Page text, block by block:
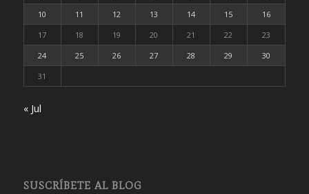
10
11 12 13 14 15
16
17
18 19 20 21 22
23
24
25 26 27 28 29
30
31
« Jul
SUSCRÍBETE AL BLOG